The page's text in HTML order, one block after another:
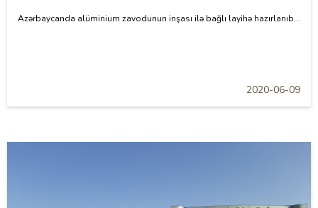
Azərbaycanda alüminium zavodunun inşası ilə bağlı layihə hazırlanıb...
2020-06-09